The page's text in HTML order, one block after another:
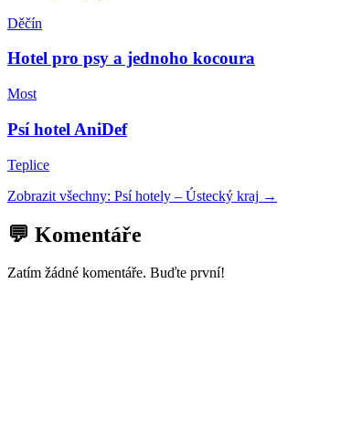
Děčín
Hotel pro psy a jednoho kocoura
Most
Psí hotel AniDef
Teplice
Zobrazit všechny: Psí hotely – Ústecký kraj →
💬 Komentáře
Zatím žádné komentáře. Buďte první!